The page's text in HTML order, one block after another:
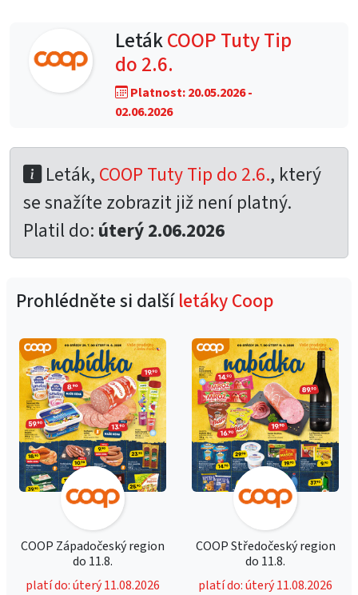
LetákCOOP Tuty Tip
do 2.6.
Platnost: 20.05.2026 -
02.06.2026
Leták, COOP Tuty Tip do 2.6., který
se snažíte zobrazit již není platný.
Platil do: úterý 2.06.2026
Prohlédněte si dalšíletáky Coop
COOP Západočeský region
do 11.8.
platí do: úterý 11.08.2026
COOP Středočeský region
do 11.8.
platí do: úterý 11.08.2026